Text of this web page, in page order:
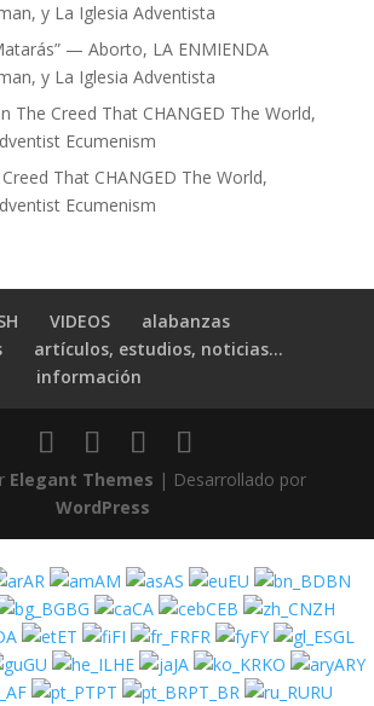
y La Iglesia Adventista
— Aborto, LA ENMIENDA
y La Iglesia Adventista
The Creed That CHANGED The World,
Ecumenism
That CHANGED The World,
Ecumenism
VIDEOS
alabanzas
artículos, estudios, noticias…
información
Elegant Themes | Desarrollado por
WordPress
AR AM AS EU
BN
BG CA CEB
ZH
ET FI FR FY
GL
GU HE JA KO
ARY
PT PT_BR RU